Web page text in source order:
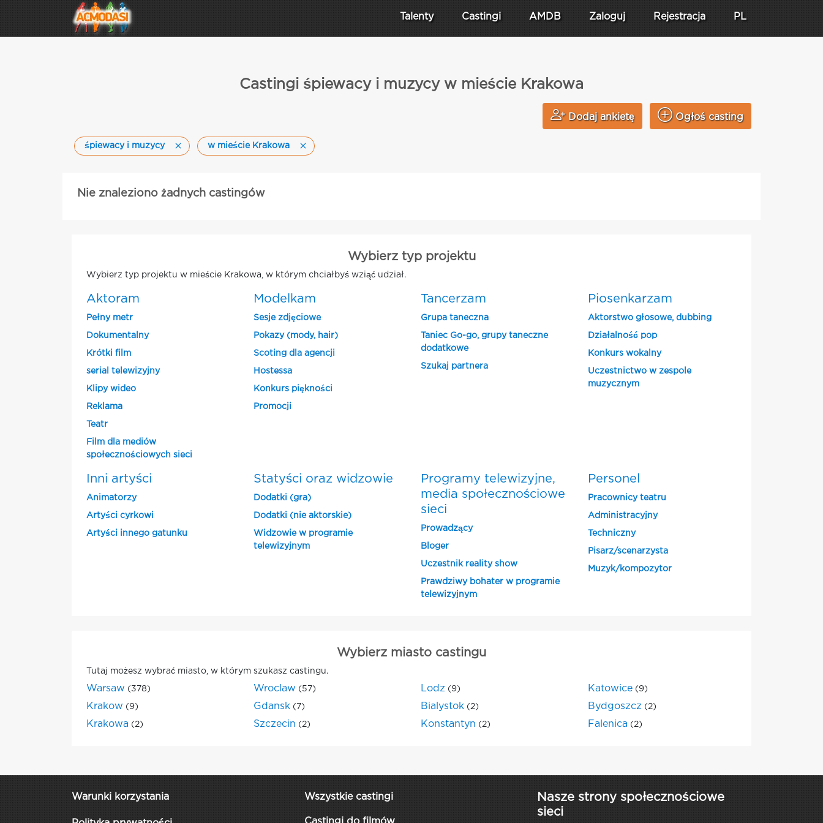
Talenty Castingi AMDB Zaloguj Rejestracja PL
Castingi śpiewacy i muzycy w mieście Krakowa
Dodaj ankietę Ogłoś casting
śpiewacy i muzycy w mieście Krakowa
Nie znaleziono żadnych castingów
Wybierz typ projektu
Wybierz typ projektu w mieście Krakowa, w którym chciałbyś wziąć udział.
Aktoram
Pełny metr
Dokumentalny
Krótki film
serial telewizyjny
Klipy wideo
Reklama
Teatr
Film dla mediów
społecznościowych sieci
Modelkam
Sesje zdjęciowe
Pokazy (mody, hair)
Scoting dla agencji
Hostessa
Konkurs piękności
Promocji
Tancerzam
Grupa taneczna
Taniec Go-go, grupy taneczne
dodatkowe
Szukaj partnera
Piosenkarzam
Aktorstwo głosowe, dubbing
Działalność pop
Konkurs wokalny
Uczestnictwo w zespole
muzycznym
Inni artyści
Animatorzy
Artyści cyrkowi
Artyści innego gatunku
Statyści oraz widzowie
Dodatki (gra)
Dodatki (nie aktorskie)
Widzowie w programie
telewizyjnym
Programy telewizyjne,
media społecznościowe
sieci
Prowadzący
Bloger
Uczestnik reality show
Prawdziwy bohater w programie
telewizyjnym
Personel
Pracownicy teatru
Administracyjny
Techniczny
Pisarz/scenarzysta
Muzyk/kompozytor
Wybierz miasto castingu
Tutaj możesz wybrać miasto, w którym szukasz castingu.
Warsaw (378) Wroclaw (57) Lodz (9) Katowice (9)
Krakow (9) Gdansk (7) Bialystok (2) Bydgoszcz (2)
Krakowa (2) Szczecin (2) Konstantyn (2) Falenica (2)
Warunki korzystania Wszystkie castingi
Nasze strony społecznościowe
sieci